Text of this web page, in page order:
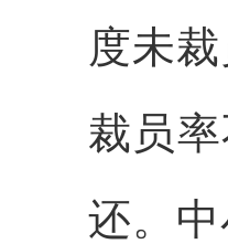
度未
裁员
还。